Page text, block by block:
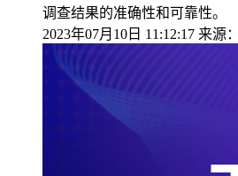
调查结果的准确性和可靠性。
2023年07月10日 11:12:17 来源：